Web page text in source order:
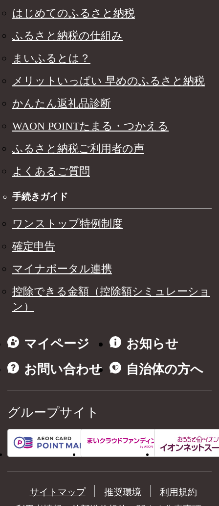
はじめてのふるさと納税
ふるさと納税の仕組み
まいふるとは？
メリットいっぱい 早めのふるさと納税
かんたん返礼品診断
WAON POINTたまる・つかえる
ふるさと納税ご利用者の声
よくあるご質問
手続きガイド
ワンストップ特例制度
確定申告
マイナポータル連携
控除できる金額（控除額シミュレーショ
ン）
マイページ
お知らせ
お問い合わせ
自治体の方へ
グループサイト
サイトマップ 推奨環境
利用規約